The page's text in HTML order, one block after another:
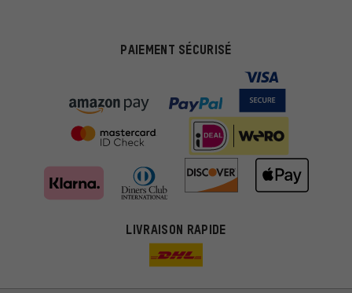
PAIEMENT SÉCURISÉ
LIVRAISON RAPIDE